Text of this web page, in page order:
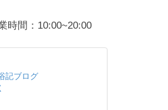
時間：10:00~20:00
記ブログ